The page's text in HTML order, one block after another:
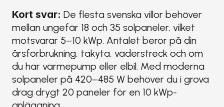
Kort svar: De flesta svenska villor behöver
mellan ungefär 18 och 35 solpaneler, vilket
motsvarar 5–10 kWp. Antalet beror på din
årsförbrukning, takyta, väderstreck och om
du har värmepump eller elbil. Med moderna
solpaneler på 420–485 W behöver du i grova
drag drygt 20 paneler för en 10 kWp-